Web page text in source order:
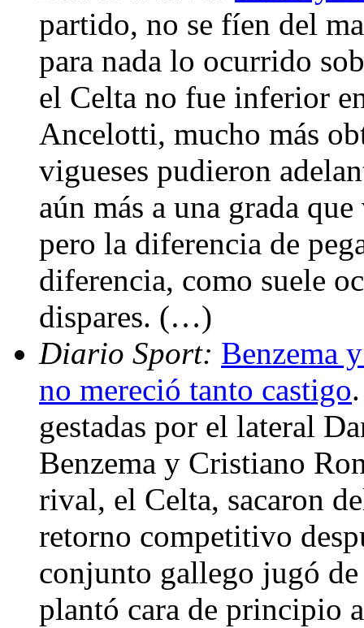
partido, no se fíen del
para nada lo ocurrido
el Celta no fue inferior
Ancelotti, mucho más
vigueses pudieron
aún más a una grada
pero la diferencia de
diferencia, como suele
dispares. (…)
Diario Sport: Benzema
no mereció tanto castigo
gestadas por el lateral
Benzema y Cristiano
rival, el Celta, sacaron
retorno competitivo
conjunto gallego jugó
plantó cara de principio